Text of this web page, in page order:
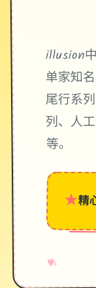
illusion
单家知
尾行系
列、人
等。
★精
♥
✧
→